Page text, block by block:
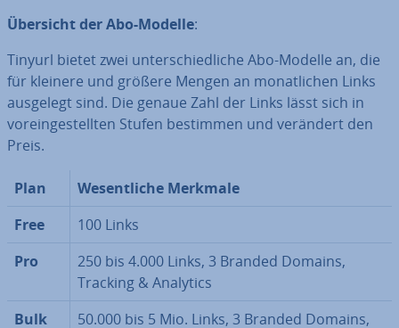
Übersicht der Abo-Modelle:
Tinyurl bietet zwei un­ter­schied­li­che Abo-Modelle an, die
für kleinere und größere Mengen an mo­nat­li­chen Links
ausgelegt sind. Die genaue Zahl der Links lässt sich in
vor­ein­ge­stell­ten Stufen bestimmen und verändert den
Preis.
Plan
We­sent­li­che Merkmale
Free
100 Links
Pro
250 bis 4.000 Links, 3 Branded Domains,
Tracking & Analytics
Bulk
50.000 bis 5 Mio. Links, 3 Branded Domains,